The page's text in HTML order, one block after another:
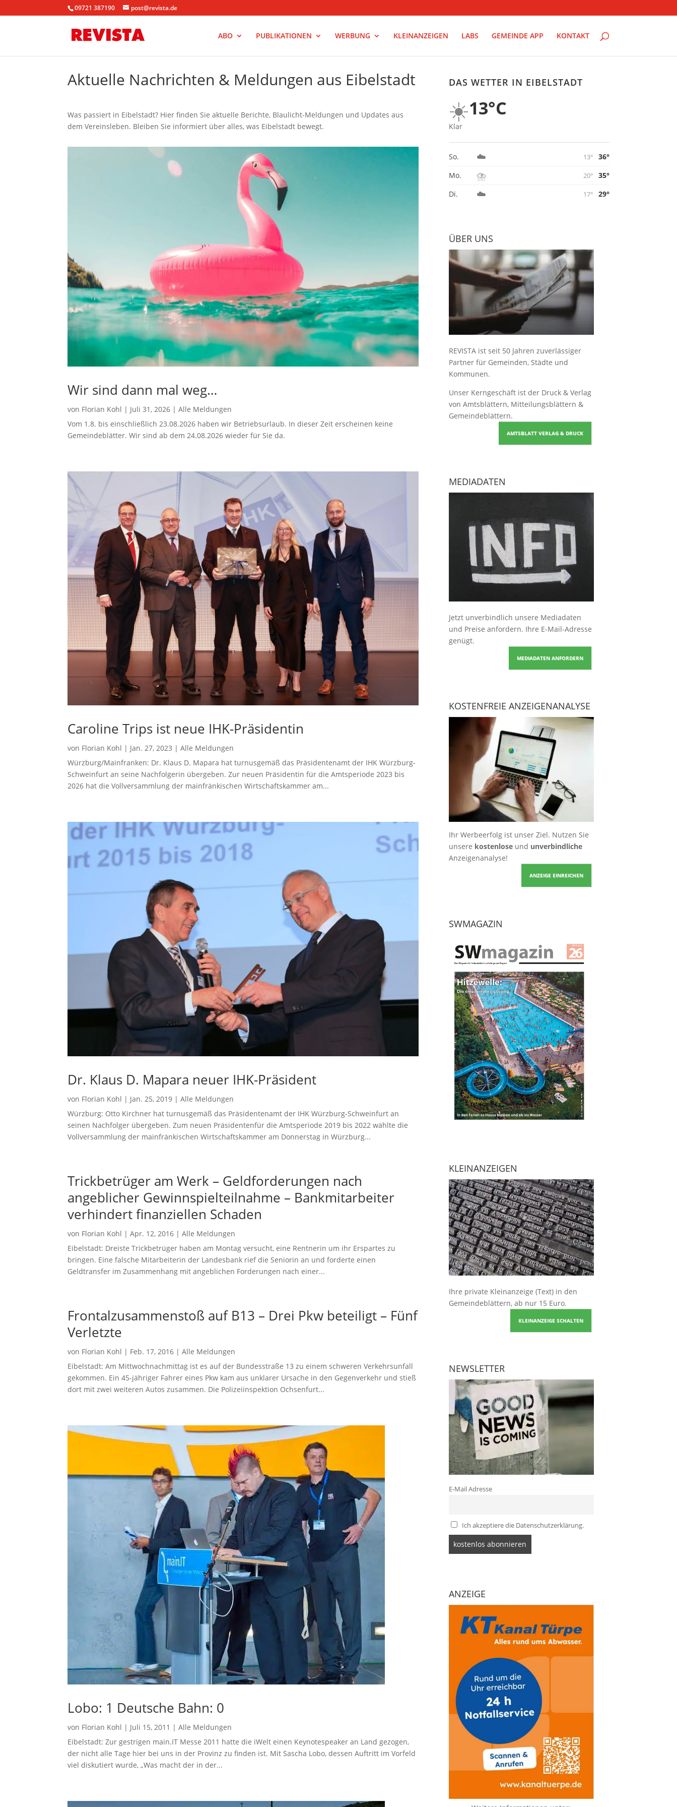
09721 387190 post@revista.de
ABO PUBLIKATIONEN WERBUNG KLEINANZEIGEN LABS GEMEINDE APP KONTAKT
Aktuelle Nachrichten & Meldungen aus Eibelstadt
Was passiert in Eibelstadt? Hier finden Sie aktuelle Berichte, Blaulicht-Meldungen und Updates aus
dem Vereinsleben. Bleiben Sie informiert über alles, was Eibelstadt bewegt.
Wir sind dann mal weg…
von Florian Kohl | Juli 31, 2026 |Alle Meldungen
Vom 1.8. bis einschließlich 23.08.2026 haben wir Betriebsurlaub. In dieser Zeit erscheinen keine
Gemeindeblätter. Wir sind ab dem 24.08.2026 wieder für Sie da.
Caroline Trips ist neue IHK-Präsidentin
von Florian Kohl | Jan. 27, 2023 |Alle Meldungen
Würzburg/Mainfranken: Dr. Klaus D. Mapara hat turnusgemäß das Präsidentenamt der IHK Würzburg-
Schweinfurt an seine Nachfolgerin übergeben. Zur neuen Präsidentin für die Amtsperiode 2023 bis
2026 hat die Vollversammlung der mainfränkischen Wirtschaftskammer am...
Dr. Klaus D. Mapara neuer IHK-Präsident
von Florian Kohl | Jan. 25, 2019 |Alle Meldungen
Würzburg: Otto Kirchner hat turnusgemäß das Präsidentenamt der IHK Würzburg-Schweinfurt an
seinen Nachfolger übergeben. Zum neuen Präsidentenfür die Amtsperiode 2019 bis 2022 wählte die
Vollversammlung der mainfränkischen Wirtschaftskammer am Donnerstag in Würzburg...
Trickbetrüger am Werk – Geldforderungen nach
angeblicher Gewinnspielteilnahme – Bankmitarbeiter
verhindert finanziellen Schaden
von Florian Kohl |Apr. 12, 2016 |Alle Meldungen
Eibelstadt: Dreiste Trickbetrüger haben am Montag versucht, eine Rentnerin um ihr Erspartes zu
bringen. Eine falsche Mitarbeiterin der Landesbank rief die Seniorin an und forderte einen
Geldtransfer im Zusammenhang mit angeblichen Forderungen nach einer...
Frontalzusammenstoß auf B13 – Drei Pkw beteiligt – Fünf
Verletzte
von Florian Kohl | Feb. 17, 2016 |Alle Meldungen
Eibelstadt: Am Mittwochnachmittag ist es auf der Bundesstraße 13 zu einem schweren Verkehrsunfall
gekommen. Ein 45-jähriger Fahrer eines Pkw kam aus unklarer Ursache in den Gegenverkehr und stieß
dort mit zwei weiteren Autos zusammen. Die Polizeiinspektion Ochsenfurt...
Lobo: 1 Deutsche Bahn: 0
von Florian Kohl | Juli 15, 2011 |Alle Meldungen
Eibelstadt: Zur gestrigen main.IT Messe 2011 hatte die iWelt einen Keynotespeaker an Land gezogen,
der nicht alle Tage hier bei uns in der Provinz zu finden ist. Mit Sascha Lobo, dessen Auftritt im Vorfeld
viel diskutiert wurde, „Was macht der in der...
DAS WETTER IN EIBELSTADT
☀️13°C
Klar
So. ☁️ 13°
36°
Mo.
⛈️ 20°
35°
Di.
☁️ 17° 29°
ÜBER UNS
REVISTA ist seit 50 Jahren zuverlässiger
Partner für Gemeinden, Städte und
Kommunen.
Unser Kerngeschäft ist der Druck & Verlag
von Amtsblättern, Mitteilungsblättern &
Gemeindeblättern.
AMTSBLATT VERLAG & DRUCK
MEDIADATEN
Jetzt unverbindlich unsere Mediadaten
und Preise anfordern. Ihre E-Mail-Adresse
genügt.
MEDIADATEN ANFORDERN
KOSTENFREIE ANZEIGENANALYSE
Ihr Werbeerfolg ist unser Ziel. Nutzen Sie
unsere kostenloseund unverbindliche
Anzeigenanalyse!
ANZEIGE EINREICHEN
SWMAGAZIN
KLEINANZEIGEN
Ihre private Kleinanzeige (Text) in den
Gemeindeblättern, ab nur 15 Euro.
KLEINANZEIGE SCHALTEN
NEWSLETTER
E-Mail Adresse
Ich akzeptiere die Datenschutzerklärung.
ANZEIGE